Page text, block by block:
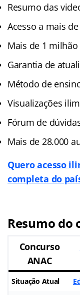
Resumo das
Acesso a mais
Mais de 1
Garantia de
Método de
Visualizações
Fórum de
Mais de 28.000
Quero acesso
completa do
Resumo do
Concurso
ANAC
Situação Atual